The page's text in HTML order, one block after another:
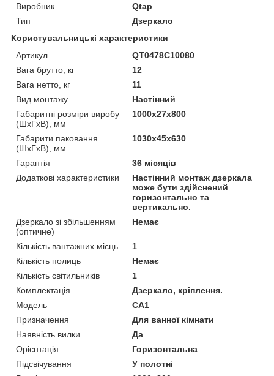
Виробник
Qtap
Тип
Дзеркало
Користувальницькі характеристики
Артикул
QT0478C10080
Вага брутто, кг
12
Вага нетто, кг
11
Вид монтажу
Настінний
Габаритні розміри виробу
(ШхГхВ), мм
1000х27х800
Габарити паковання
(ШхГхВ), мм
1030х45х630
Гарантія
36 місяців
Додаткові характеристики
Настінний монтаж дзеркала
може бути здійснений
горизонтально та
вертикально.
Дзеркало зі збільшенням
(оптичне)
Немає
Кількість вантажних місць
1
Кількість полиць
Немає
Кількість світильників
1
Комплектація
Дзеркало, кріплення.
Мoдель
CA1
Призначення
Для ванної кімнати
Наявність вилки
Да
Орієнтація
Горизонтальна
Підсвічування
У полотні